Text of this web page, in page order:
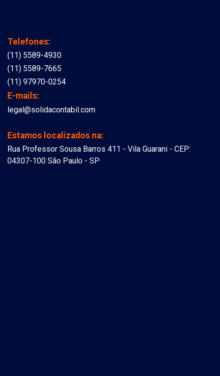
Telefones:
(11) 5589-4930
(11) 5589-7665
(11) 97970-0254
E-mails:
legal@solidacontabil.com
Estamos localizados na:
Rua Professor Sousa Barros 411 - Vila Guarani - CEP:
04307-100 São Paulo - SP